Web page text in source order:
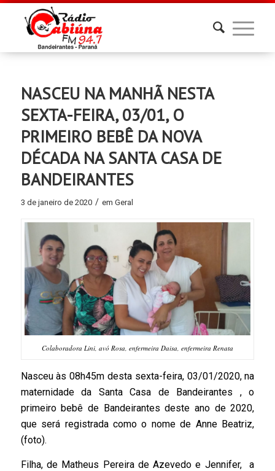
NASCEU NA MANHÃ NESTA
SEXTA-FEIRA, 03/01, O
PRIMEIRO BEBÊ DA NOVA
DÉCADA NA SANTA CASA DE
BANDEIRANTES
3 de janeiro de 2020 / em Geral
Colaboradora Lini, avó Rosa, enfermeira Daisa, enfermeira Renata
Nasceu às 08h45m desta sexta-feira, 03/01/2020, na
maternidade da Santa Casa de Bandeirantes , o
primeiro bebê de Bandeirantes deste ano de 2020,
que será registrada como o nome de Anne Beatriz,
(foto).
Filha, de Matheus Pereira de Azevedo e Jennifer, a